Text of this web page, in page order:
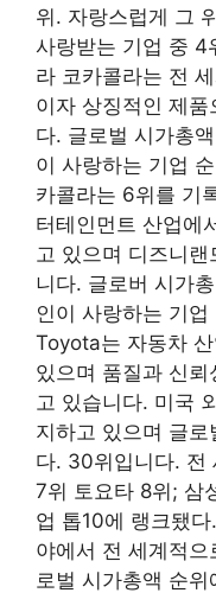
위. 자랑스럽게 그
사랑받는 기업 중 4
라 코카콜라는 전
이자 상징적인 제
다. 글로벌 시가총
이 사랑하는 기업
카콜라는 6위를 기
터테인먼트 산업에
고 있으며 디즈니
니다. 글로버 시가
인이 사랑하는 기
Toyota는 자동차
있으며 품질과 신
고 있습니다. 미국
지하고 있으며 글
다. 30위입니다. 전
7위 토요타 8위; 삼
업 톱10에 랭크됐
야에서 전 세계적
로벌 시가총액 순